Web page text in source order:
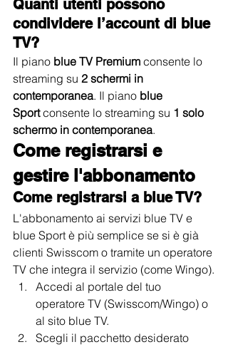
Quanti utenti possono
condividere l’account di blue
TV?
Il piano blue TV Premium consente lo
streaming su 2 schermi in
contemporanea. Il piano blue
Sport consente lo streaming su 1 solo
schermo in contemporanea.
Come registrarsi e
gestire l'abbonamento
Come registrarsi a blue TV?
L'abbonamento ai servizi blue TV e
blue Sport è più semplice se si è già
clienti Swisscom o tramite un operatore
TV che integra il servizio (come Wingo).
Accedi al portale del tuo
operatore TV (Swisscom/Wingo) o
al sito blue TV.
Scegli il pacchetto desiderato